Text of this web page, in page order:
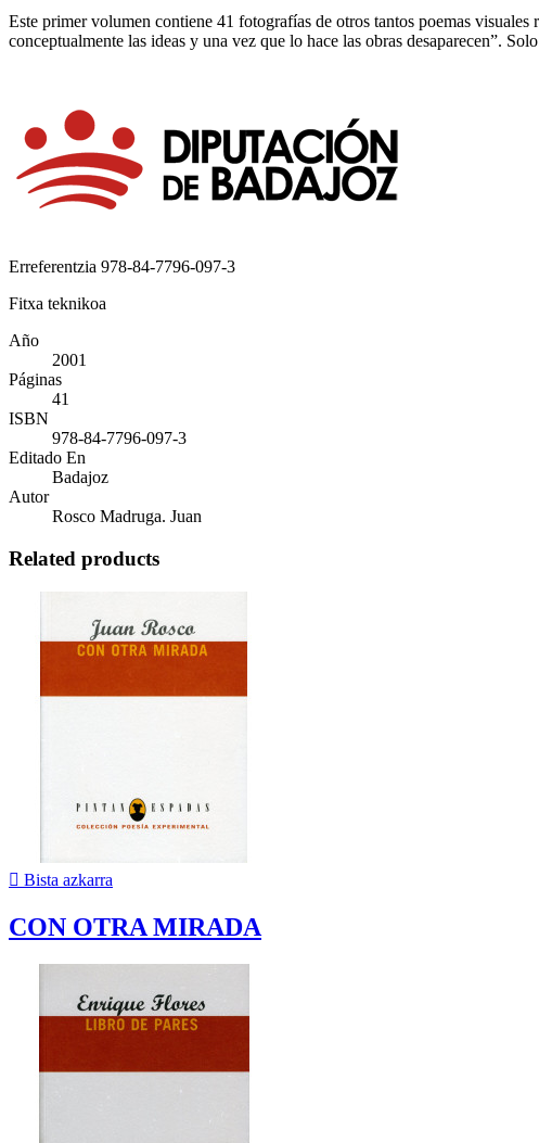
Este primer volumen contiene 41 fotografías de otros tantos poemas
conceptualmente las ideas y una vez que lo hace las obras desaparecen”.
Erreferentzia 978-84-7796-097-3
Fitxa teknikoa
Año
2001
Páginas
41
ISBN
978-84-7796-097-3
Editado En
Badajoz
Autor
Rosco Madruga. Juan
Related products
 Bista azkarra
CON OTRA MIRADA